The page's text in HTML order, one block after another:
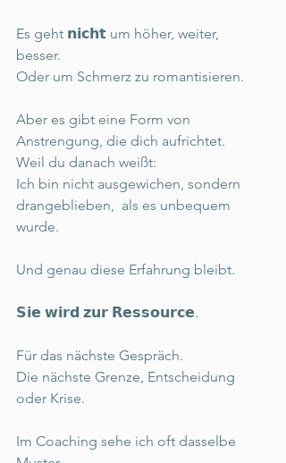
Es geht 𝗻𝗶𝗰𝗵𝘁 um höher, weiter,
besser.
Oder um Schmerz zu romantisieren.
Aber es gibt eine Form von
Anstrengung, die dich aufrichtet.
Weil du danach weißt:
Ich bin nicht ausgewichen, sondern
drangeblieben,  als es unbequem
wurde.
Und genau diese Erfahrung bleibt.
𝗦𝗶𝗲 𝘄𝗶𝗿𝗱 𝘇𝘂𝗿 𝗥𝗲𝘀𝘀𝗼𝘂𝗿𝗰𝗲.
Für das nächste Gespräch.
Die nächste Grenze, Entscheidung
oder Krise.
Im Coaching sehe ich oft dasselbe